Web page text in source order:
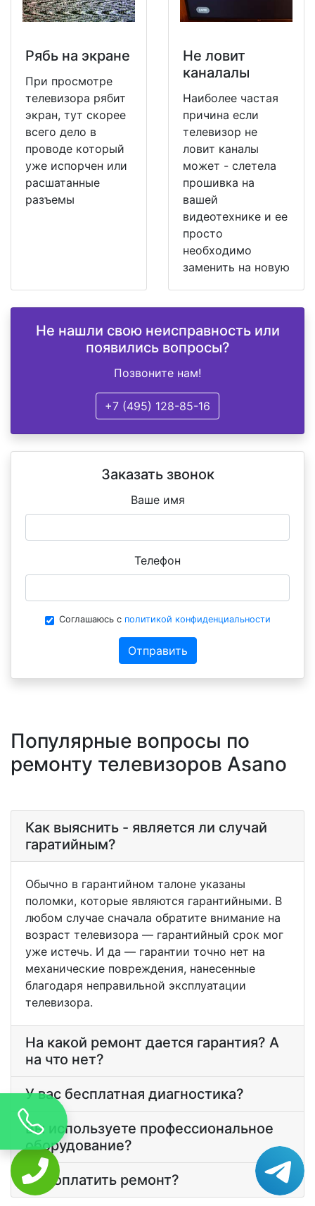
Рябь на экране
При просмотре
телевизора рябит
экран, тут скорее
всего дело в
проводе который
уже испорчен или
расшатанные
разъемы
Не ловит
каналалы
Наиболее частая
причина если
телевизор не
ловит каналы
может - слетела
прошивка на
вашей
видеотехнике и ее
просто
необходимо
заменить на новую
Не нашли свою неисправность или
появились вопросы?
Позвоните нам!
+7 (495) 128-85-16
Заказать звонок
Ваше имя
Телефон
Соглашаюсь с политикой конфиденциальности
Отправить
Популярные вопросы по
ремонту телевизоров Asano
Как выяснить - является ли случай
гаратийным?
Обычно в гарантийном талоне указаны
поломки, которые являются гарантийными. В
любом случае сначала обратите внимание на
возраст телевизора — гарантийный срок мог
уже истечь. И да — гарантии точно нет на
механические повреждения, нанесенные
благодаря неправильной эксплуатации
телевизора.
На какой ремонт дается гарантия? А
на что нет?
У вас бесплатная диагностика?
Вы используете профессиональное
оборудование?
Как оплатить ремонт?